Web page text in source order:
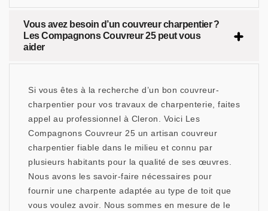
Vous avez besoin d’un couvreur charpentier ?
Les Compagnons Couvreur 25 peut vous
aider
Si vous êtes à la recherche d’un bon couvreur-
charpentier pour vos travaux de charpenterie, faites
appel au professionnel à Cleron. Voici Les
Compagnons Couvreur 25 un artisan couvreur
charpentier fiable dans le milieu et connu par
plusieurs habitants pour la qualité de ses œuvres.
Nous avons les savoir-faire nécessaires pour
fournir une charpente adaptée au type de toit que
vous voulez avoir. Nous sommes en mesure de le